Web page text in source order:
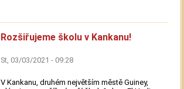
Rozšiřujeme školu v Kankanu!
St, 03/03/2021 - 09:28
V Kankanu, druhém největším městě Guiney,